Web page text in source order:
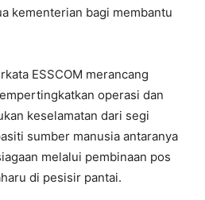
kementerian bagi membantu
ESSCOM merancang
operasi dan
keselamatan dari segi
sumber manusia antaranya
melalui pembinaan pos
di pesisir pantai.